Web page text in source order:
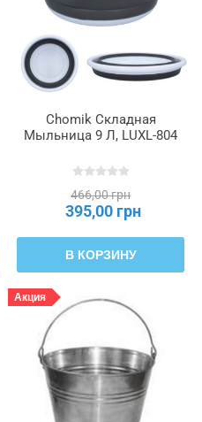
Chomik Складная
Мыльница 9 Л, LUXL-804
466,00 грн
395,00 грн
В КОРЗИНУ
Акция